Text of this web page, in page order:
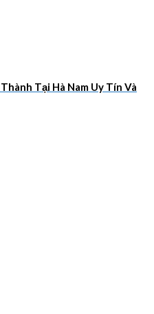
Tại Hà Nam Uy Tín Và